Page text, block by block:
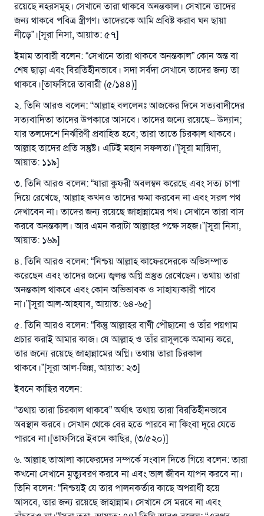
রয়েছে নহরসমূহ। সেখানে তারা থাকবে অনন্তকাল। সেখানে তাদের
জন্য থাকবে পবিত্র স্ত্রীগণ। তাদেরকে আমি প্রবিষ্ট করাব ঘন ছায়া
নীড়ে”।[সূরা নিসা, আয়াত: ৫৭]
ইমাম তাবারী বলেন: “সেখানে তারা থাকবে অনন্তকাল” কোন অন্ত বা
শেষ ছাড়া এবং বিরতিহীনভাবে। সদা সর্বদা সেখানে তাদের জন্য তা
থাকবে।[তাফসিরে তাবারী (৫/১৪৪)]
২. তিনি আরও বলেন: “আল্লাহ বললেনঃ আজকের দিনে সত্যবাদীদের
সত্যবাদিতা তাদের উপকারে আসবে। তাদের জন্যে রয়েছে– উদ্যান;
যার তলদেশে নির্ঝরিণী প্রবাহিত হবে; তারা তাতে চিরকাল থাকবে।
আল্লাহ তাদের প্রতি সন্তুষ্ট। এটিই মহান সফলতা।”[সূরা মায়িদা,
আয়াত: ১১৯]
৩. তিনি আরও বলেন: “যারা কুফরী অবলম্বন করেছে এবং সত্য চাপা
দিয়ে রেখেছে, আল্লাহ কখনও তাদের ক্ষমা করবেন না এবং সরল পথ
দেখাবেন না। তাদের জন্য রয়েছে জাহান্নামের পথ। সেখানে তারা বাস
করবে অনন্তকাল। আর এমন করাটা আল্লাহর পক্ষে সহজ।”[সূরা নিসা,
আয়াত: ১৬৯]
৪. তিনি আরও বলেন: “নিশ্চয় আল্লাহ কাফেরদেরকে অভিসম্পাত
করেছেন এবং তাদের জন্যে জ্বলন্ত অগ্নি প্রস্তুত রেখেছেন। তথায় তারা
অনন্তকাল থাকবে এবং কোন অভিভাবক ও সাহায্যকারী পাবে
না।”[সূরা আল-আহযাব, আয়াত: ৬৪-৬৫]
৫. তিনি আরও বলেন: “কিন্তু আল্লাহর বাণী পৌছানো ও তাঁর পয়গাম
প্রচার করাই আমার কাজ। যে আল্লাহ ও তাঁর রাসূলকে অমান্য করে,
তার জন্যে রয়েছে জাহান্নামের অগ্নি। তথায় তারা চিরকাল
থাকবে।”[সূরা আল-জিন্ন, আয়াত: ২৩]
ইবনে কাছির বলেন:
“তথায় তারা চিরকাল থাকবে” অর্থাৎ তথায় তারা বিরতিহীনভাবে
অবস্থান করবে। সেখান থেকে বের হতে পারবে না কিংবা দূরে যেতে
পারবে না।[তাফসিরে ইবনে কাছির, (৩/৫২০)]
৬. আল্লাহ তাআলা কাফেরদের সম্পর্কে সংবাদ দিতে গিয়ে বলেন: তারা
কখনো সেখানে মৃত্যুবরণ করবে না এবং ভাল জীবন যাপন করবে না।
তিনি বলেন: “নিশ্চয়ই যে তার পালনকর্তার কাছে অপরাধী হয়ে
আসবে, তার জন্য রয়েছে জাহান্নাম। সেখানে সে মরবে না এবং